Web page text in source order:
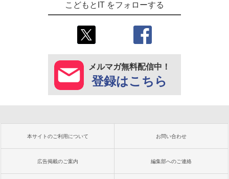
こどもとIT をフォローする
メルマガ無料配信中！
登録はこちら
本サイトのご利用について お問い合わせ
広告掲載のご案内 編集部へのご連絡